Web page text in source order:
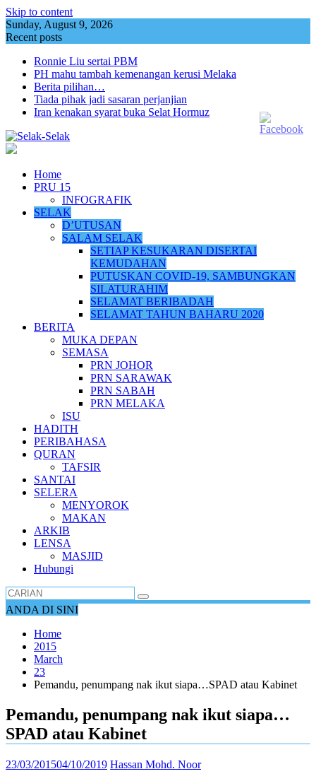
Skip to content
Sunday, August 9, 2026
Recent posts
Ronnie Liu sertai PBM
PH mahu tambah kemenangan kerusi Melaka
Berita pilihan…
Tiada pihak jadi sasaran perjanjian
Iran kenakan syarat buka Selat Hormuz
Home
PRU 15
INFOGRAFIK
SELAK
D’UTUSAN
SALAM SELAK
SETIAP KESUKARAN DISERTAI
KEMUDAHAN
PUTUSKAN COVID-19, SAMBUNGKAN
SILATURAHIM
SELAMAT BERIBADAH
SELAMAT TAHUN BAHARU 2020
BERITA
MUKA DEPAN
SEMASA
PRN JOHOR
PRN SARAWAK
PRN SABAH
PRN MELAKA
ISU
HADITH
PERIBAHASA
QURAN
TAFSIR
SANTAI
SELERA
MENYOROK
MAKAN
ARKIB
LENSA
MASJID
Hubungi
ANDA DI SINI
Home
2015
March
23
Pemandu, penumpang nak ikut siapa…SPAD atau Kabinet
Pemandu, penumpang nak ikut siapa…
SPAD atau Kabinet
23/03/201504/10/2019 Hassan Mohd. Noor